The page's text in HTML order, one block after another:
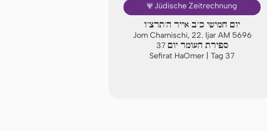
🕎 Jüdische Zeitrechnung
יום חמישי כ"ב אייר ה'תרצ"ו
Jom Chamischi, 22. Ijar AM 5696
37 ספירת העומר יום
Sefirat HaOmer | Tag 37